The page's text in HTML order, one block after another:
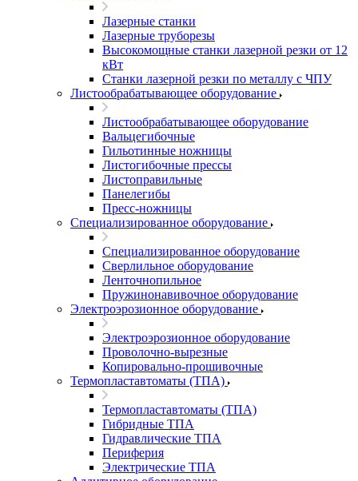
Лазерные станки
Лазерные труборезы
Высокомощные станки лазерной резки от 12
кВт
Станки лазерной резки по металлу с ЧПУ
Листообрабатывающее оборудование
Листообрабатывающее оборудование
Вальцегибочные
Гильотинные ножницы
Листогибочные прессы
Листоправильные
Панелегибы
Пресс-ножницы
Специализированное оборудование
Специализированное оборудование
Сверлильное оборудование
Ленточнопильное
Пружинонавивочное оборудование
Электроэрозионное оборудование
Электроэрозионное оборудование
Проволочно-вырезные
Копировально-прошивочные
Термопластавтоматы (ТПА)
Термопластавтоматы (ТПА)
Гибридные ТПА
Гидравлические ТПА
Периферия
Электрические ТПА